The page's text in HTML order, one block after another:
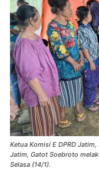
Ketua Komisi E DPRD
Jatim, Gatot Soebroto
Selasa (14/1).